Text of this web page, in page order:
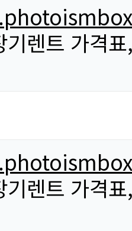
렌트 가격
렌트 가격